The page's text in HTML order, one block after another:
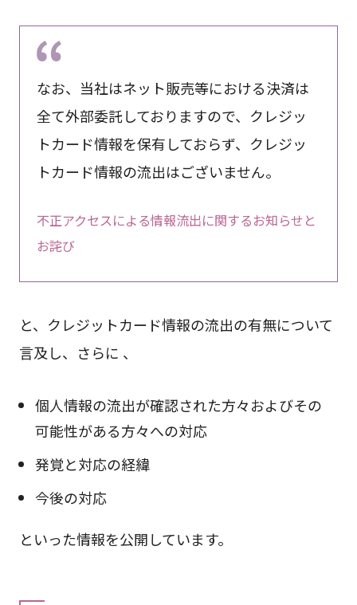
なお、当社はネット販売等における決済は
全て外部委託しておりますので、クレジッ
トカード情報を保有しておらず、クレジッ
トカード情報の流出はございません。
不正アクセスによる情報流出に関するお知らせと
お詫び
と、クレジットカード情報の流出の有無について
言及し、さらに 、
個人情報の流出が確認された方々およびその
可能性がある方々への対応
発覚と対応の経緯
今後の対応
といった情報を公開しています。